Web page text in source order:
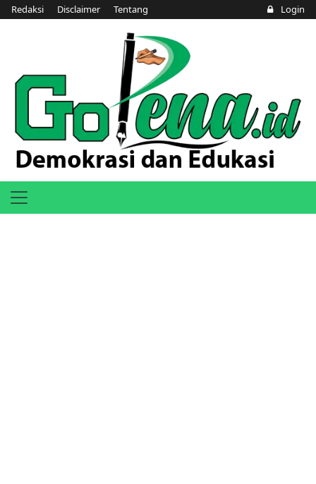
Redaksi Disclaimer Tentang Login